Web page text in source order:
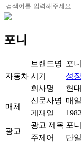
검
색:
포니
자동차
브랜드명
포니
시기
성
회사명
현
매체
신문사명
매
게재일
광고
광고 제목 포
주제어
단